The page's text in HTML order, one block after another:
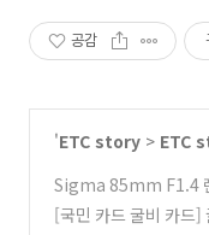
공감
'ETC story > ETC
Sigma 85mm F1.4
이들 참여하세요~ (5)
[국민 카드 굴비 카드]